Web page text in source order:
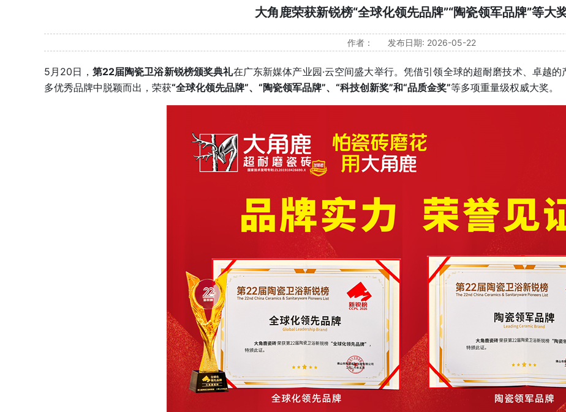
大角鹿荣获新锐榜“全球化领先品牌”“陶瓷领军品牌”等大
作者： 发布日期: 2026-05-22
5月20日， 第22届陶瓷卫浴新锐榜颁奖典礼在广东新媒体产业园·云空间盛大举行。凭借引领全球的超耐磨技术、卓越
多优秀品牌中脱颖而出，荣获“全球化领先品牌”、“陶瓷领军品牌”、“科技创新奖”和“品质金奖”等多项重量级权威大奖。